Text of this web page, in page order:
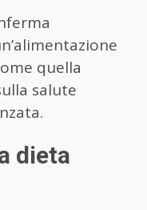
quella
salute
dieta